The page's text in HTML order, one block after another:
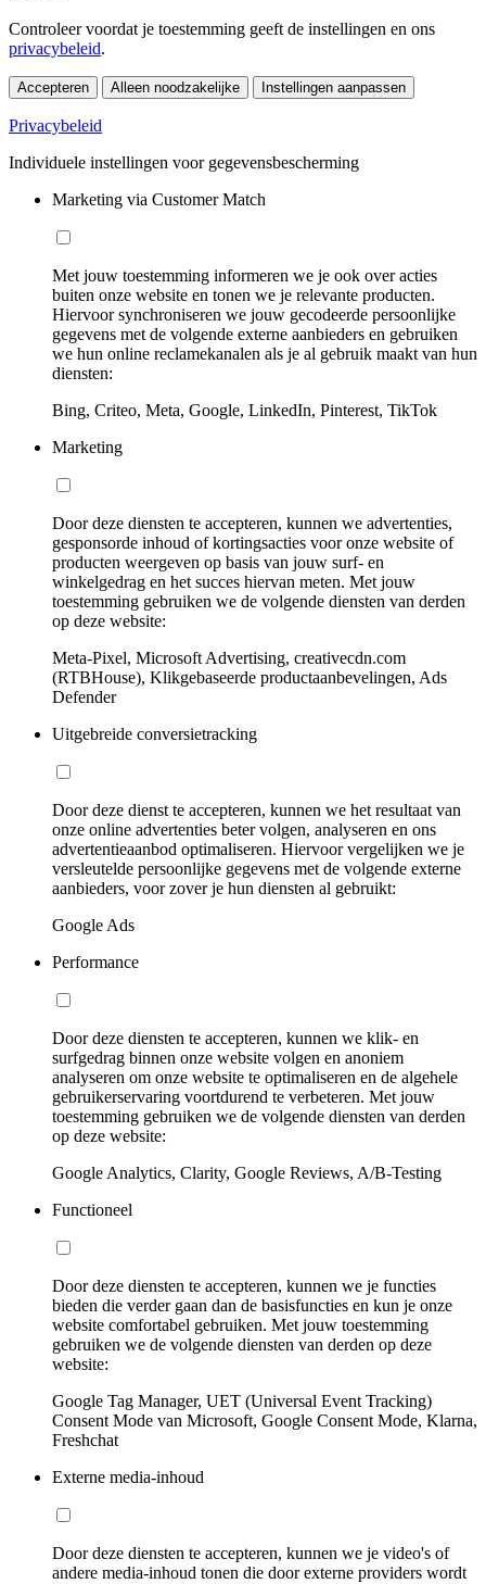
Controleer voordat je toestemming geeft de instellingen en ons
privacybeleid.
Accepteren Alleen noodzakelijke Instellingen aanpassen
Privacybeleid
Individuele instellingen voor gegevensbescherming
Marketing via Customer Match
Met jouw toestemming informeren we je ook over acties
buiten onze website en tonen we je relevante producten.
Hiervoor synchroniseren we jouw gecodeerde persoonlijke
gegevens met de volgende externe aanbieders en gebruiken
we hun online reclamekanalen als je al gebruik maakt van hun
diensten:
Bing, Criteo, Meta, Google, LinkedIn, Pinterest, TikTok
Marketing
Door deze diensten te accepteren, kunnen we advertenties,
gesponsorde inhoud of kortingsacties voor onze website of
producten weergeven op basis van jouw surf- en
winkelgedrag en het succes hiervan meten. Met jouw
toestemming gebruiken we de volgende diensten van derden
op deze website:
Meta-Pixel, Microsoft Advertising, creativecdn.com
(RTBHouse), Klikgebaseerde productaanbevelingen, Ads
Defender
Uitgebreide conversietracking
Door deze dienst te accepteren, kunnen we het resultaat van
onze online advertenties beter volgen, analyseren en ons
advertentieaanbod optimaliseren. Hiervoor vergelijken we je
versleutelde persoonlijke gegevens met de volgende externe
aanbieders, voor zover je hun diensten al gebruikt:
Google Ads
Performance
Door deze diensten te accepteren, kunnen we klik- en
surfgedrag binnen onze website volgen en anoniem
analyseren om onze website te optimaliseren en de algehele
gebruikerservaring voortdurend te verbeteren. Met jouw
toestemming gebruiken we de volgende diensten van derden
op deze website:
Google Analytics, Clarity, Google Reviews, A/B-Testing
Functioneel
Door deze diensten te accepteren, kunnen we je functies
bieden die verder gaan dan de basisfuncties en kun je onze
website comfortabel gebruiken. Met jouw toestemming
gebruiken we de volgende diensten van derden op deze
website:
Google Tag Manager, UET (Universal Event Tracking)
Consent Mode van Microsoft, Google Consent Mode, Klarna,
Freshchat
Externe media-inhoud
Door deze diensten te accepteren, kunnen we je video's of
andere media-inhoud tonen die door externe providers wordt